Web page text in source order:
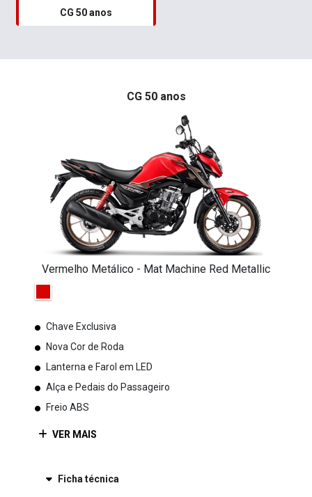
CG 50 anos
CG 50 anos
Vermelho Metálico - Mat Machine Red Metallic
Chave Exclusiva
Nova Cor de Roda
Lanterna e Farol em LED
Alça e Pedais do Passageiro
Freio ABS
VER MAIS
Ficha técnica